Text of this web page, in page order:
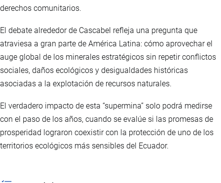
derechos comunitarios.
El debate alrededor de Cascabel refleja una pregunta que
atraviesa a gran parte de América Latina: cómo aprovechar el
auge global de los minerales estratégicos sin repetir conflictos
sociales, daños ecológicos y desigualdades históricas
asociadas a la explotación de recursos naturales.
El verdadero impacto de esta “supermina” solo podrá medirse
con el paso de los años, cuando se evalúe si las promesas de
prosperidad lograron coexistir con la protección de uno de los
territorios ecológicos más sensibles del Ecuador.